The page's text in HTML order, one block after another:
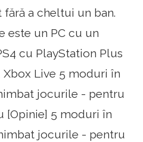
a cheltui un ban.
este un PC cu un
cu PlayStation Plus
Xbox Live 5 moduri în
jocurile - pentru
[Opinie] 5 moduri în
jocurile - pentru